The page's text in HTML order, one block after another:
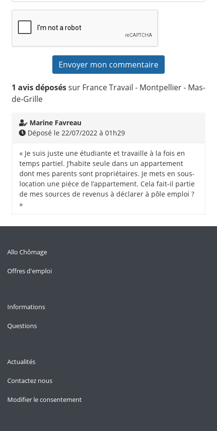
1 avis déposéssur France Travail - Montpellier - Mas-
de-Grille
Marine Favreau
Déposé le 22/07/2022 à 01h29
« Je suis juste une étudiante et travaille à la fois en
temps partiel. J’habite seule dans un appartement
dont mes parents sont propriétaires. Je mets en sous-
location une pièce de l’appartement. Cela fait-il partie
de mes sources de revenus à déclarer à pôle emploi ?
»
Allo Chômage
Offres d'emploi
Informations
Questions
Actualités
Contactez nous
Modifier le consentement